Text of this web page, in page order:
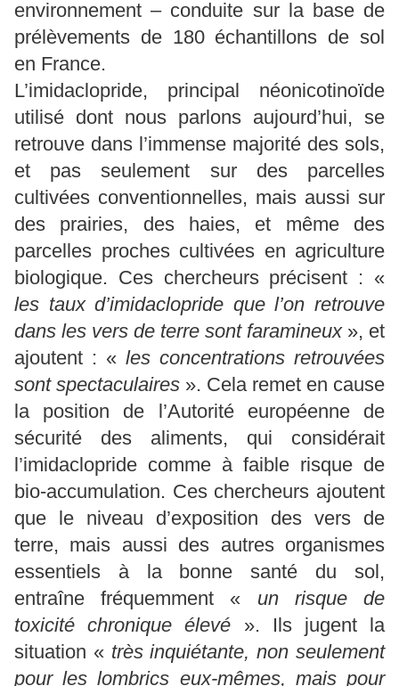
environnement – conduite sur la base de
prélèvements de 180 échantillons de sol
en France.
L’imidaclopride, principal néonicotinoïde
utilisé dont nous parlons aujourd’hui, se
retrouve dans l’immense majorité des sols,
et pas seulement sur des parcelles
cultivées conventionnelles, mais aussi sur
des prairies, des haies, et même des
parcelles proches cultivées en agriculture
biologique. Ces chercheurs précisent : «
les taux d’imidaclopride que l’on retrouve
dans les vers de terre sont faramineux», et
ajoutent : « les concentrations retrouvées
sont spectaculaires ». Cela remet en cause
la position de l’Autorité européenne de
sécurité des aliments, qui considérait
l’imidaclopride comme à faible risque de
bio-accumulation. Ces chercheurs ajoutent
que le niveau d’exposition des vers de
terre, mais aussi des autres organismes
essentiels à la bonne santé du sol,
entraîne fréquemment « un risque de
toxicité chronique élevé ». Ils jugent la
situation « très inquiétante, non seulement
pour les lombrics eux-mêmes, mais pour